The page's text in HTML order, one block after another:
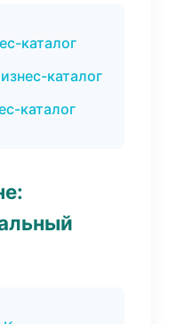
каталог
каталог
каталог